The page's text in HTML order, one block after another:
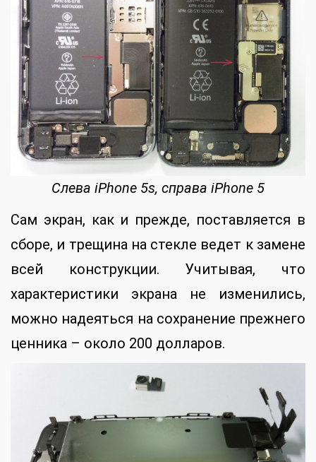
Слева iPhone 5s, справа iPhone 5
Сам экран, как и прежде, поставляется в
сборе, и трещина на стекле ведет к замене
всей конструкции. Учитывая, что
характеристики экрана не изменились,
можно надеяться на сохранение прежнего
ценника – около 200 долларов.